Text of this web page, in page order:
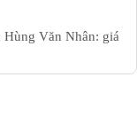
Văn Nhân: giá